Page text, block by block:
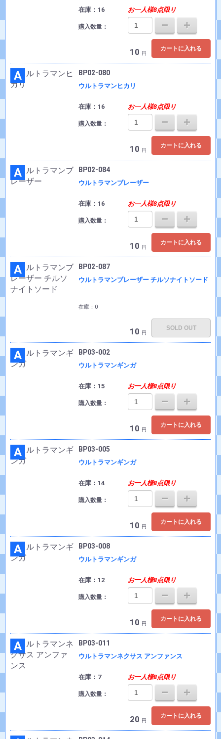
在庫：16 お一人様8点限り
購入数量：
10 円
カートに入れる
A BP02-080
ウルトラマンヒカリ
在庫：16 お一人様8点限り
購入数量：
10 円
カートに入れる
A BP02-084
ウルトラマンブレーザー
在庫：16 お一人様8点限り
購入数量：
10 円
カートに入れる
A BP02-087
ウルトラマンブレーザー チルソナイトソード
在庫：0
10 円
SOLD OUT
A BP03-002
ウルトラマンギンガ
在庫：15 お一人様8点限り
購入数量：
10 円
カートに入れる
A BP03-005
ウルトラマンギンガ
在庫：14 お一人様8点限り
購入数量：
10 円
カートに入れる
A BP03-008
ウルトラマンギンガ
在庫：12 お一人様8点限り
購入数量：
10 円
カートに入れる
A BP03-011
ウルトラマンネクサス アンファンス
在庫：7 お一人様8点限り
購入数量：
20 円
カートに入れる